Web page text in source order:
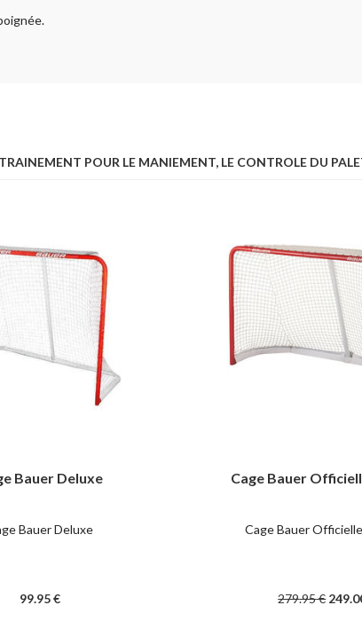
POUR LE MANIEMENT, LE CONTROLE DU
Bauer Deluxe
Bauer Deluxe
99.95€
Cage Bauer
Cage Bauer
279.95€ 249